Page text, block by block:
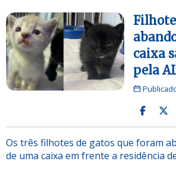
caixa
pela
Os três filhotes de gatos que foram
de uma caixa em frente a residência